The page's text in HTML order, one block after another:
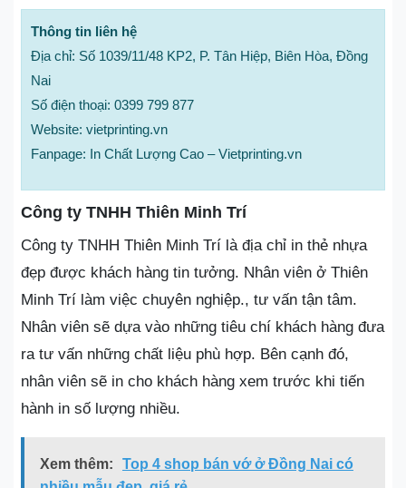
Thông tin liên hệ
Địa chỉ: Số 1039/11/48 KP2, P. Tân Hiệp, Biên Hòa, Đồng
Nai
Số điện thoại: 0399 799 877
Website: vietprinting.vn
Fanpage: In Chất Lượng Cao – Vietprinting.vn
Công ty TNHH Thiên Minh Trí
Công ty TNHH Thiên Minh Trí là địa chỉ in thẻ nhựa
đẹp được khách hàng tin tưởng. Nhân viên ở Thiên
Minh Trí làm việc chuyên nghiệp., tư vấn tận tâm.
Nhân viên sẽ dựa vào những tiêu chí khách hàng đưa
ra tư vấn những chất liệu phù hợp. Bên cạnh đó,
nhân viên sẽ in cho khách hàng xem trước khi tiến
hành in số lượng nhiều.
Xem thêm:
Top 4 shop bán vớ ở Đồng Nai có